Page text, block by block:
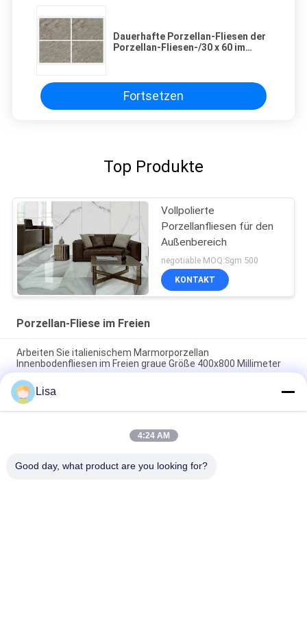
Dauerhafte Porzellan-Fliesen der
Porzellan-Fliesen-/30 x 60 im
Fortsetzen
Top Produkte
Vollpolierte
Porzellanfliesen für den
Außenbereich
negotiable MOQ:Sgm 500
KONTAKT
Porzellan-Fliese im Freien
Arbeiten Sie italienischem Marmorporzellan
Innenbodenfliesen im Freien graue Größe 400x800 Millimeter
um
40*80cm Innenporzellan im Freien deckt die beige haltbare
Marmorierungfarbe mit Ziegeln
Mattoberflächenporzellan-Küchen-Bodenfliesen 400*800mm
Lisa
4:24 AM
Good day, what product are you looking for?